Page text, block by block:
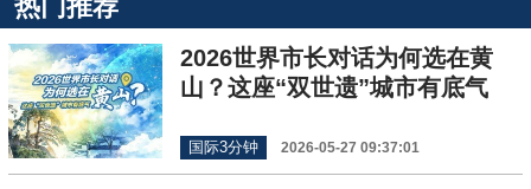
热门推荐
2026世界市长对话为何选在黄
山？这座“双世遗”城市有底气
国际3分钟 2026-05-27 09:37:01